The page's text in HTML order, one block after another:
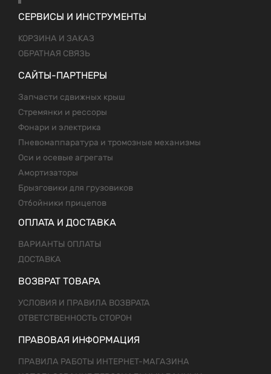
СЕРВИСЫ И ИНСТРУМЕНТЫ
КОРЗИНА И ЗАКАЗ
ОБРАТНАЯ СВЯЗЬ
САЙТЫ-ПАРТНЕРЫ
Запчасти сдвижных крыш
Стремянки и рессоры
Фонари и электрика
Пневомаппаратура и тромозные механизмы
Оси и осевые агрегаты
Амортизаторы
Брызговики для грузовиков
Отбойники прицепов
ОПЛАТА И ДОСТАВКА
ВАРИАНТЫ ОПЛАТЫ
ДОСТАВКА
ВОЗВРАТ ТОВАРА
УСЛОВИЯ И ПРАВИЛА ВОЗВРАТА
ОТВЕТСТВЕННОСТЬ СТОРОН
ПРАВОВАЯ ИНФОРМАЦИЯ
ПРАВИЛА РАБОТЫ ИНТЕРНЕТ-МАГАЗИНА